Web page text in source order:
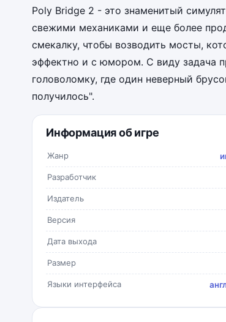
Poly Bridge 2 - это знаменитый
свежими механиками и еще более
смекалку, чтобы возводить мосты,
эффектно и с юмором. С виду задача
головоломку, где один неверный
получилось".
Информация об игре
Жанр
Разработчик
Издатель
Версия
Дата выхода
Размер
Языки интерфейса